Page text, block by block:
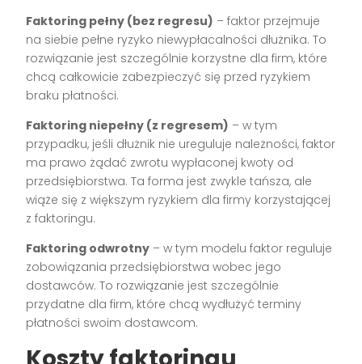
Faktoring pełny (bez regresu) – faktor przejmuje
na siebie pełne ryzyko niewypłacalności dłużnika. To
rozwiązanie jest szczególnie korzystne dla firm, które
chcą całkowicie zabezpieczyć się przed ryzykiem
braku płatności.
Faktoring niepełny (z regresem) – w tym
przypadku, jeśli dłużnik nie ureguluje należności, faktor
ma prawo żądać zwrotu wypłaconej kwoty od
przedsiębiorstwa. Ta forma jest zwykle tańsza, ale
wiąże się z większym ryzykiem dla firmy korzystającej
z faktoringu.
Faktoring odwrotny – w tym modelu faktor reguluje
zobowiązania przedsiębiorstwa wobec jego
dostawców. To rozwiązanie jest szczególnie
przydatne dla firm, które chcą wydłużyć terminy
płatności swoim dostawcom.